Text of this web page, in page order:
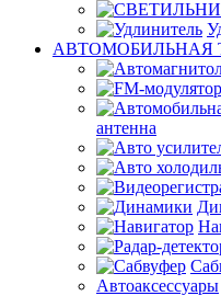
АВТОМОБИЛЬНАЯ
антенна
Автоаксессуары